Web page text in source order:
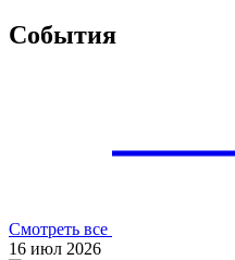
События
Смотреть все
16 июл 2026